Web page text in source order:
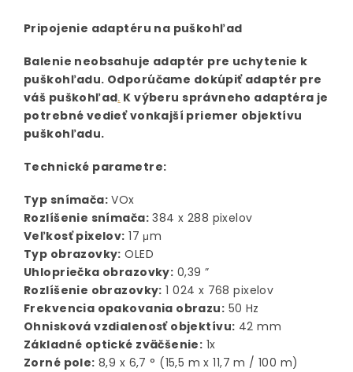
Pripojenie adaptéru na puškohľad
Balenie neobsahuje adaptér pre uchytenie k
puškohľadu. Odporúčame dokúpiť adaptér pre
váš puškohľad. K výberu správneho adaptéra je
potrebné vedieť vonkajší priemer objektívu
puškohľadu.
Technické parametre:
Typ snímača: VOx
Rozlíšenie snímača: 384 x 288 pixelov
Veľkosť pixelov: 17 μm
Typ obrazovky: OLED
Uhlopriečka obrazovky: 0,39 ”
Rozlíšenie obrazovky: 1 024 x 768 pixelov
Frekvencia opakovania obrazu: 50 Hz
Ohnisková vzdialenosť objektívu: 42 mm
Základné optické zväčšenie: 1x
Zorné pole: 8,9 x 6,7 ° (15,5 m x 11,7 m / 100 m)